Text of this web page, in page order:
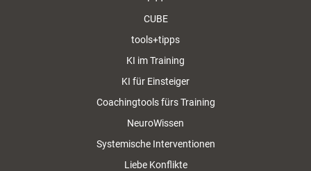
CUBE
tools+tipps
KI im Training
KI für Einsteiger
Coachingtools fürs Training
NeuroWissen
Systemische Interventionen
Liebe Konflikte